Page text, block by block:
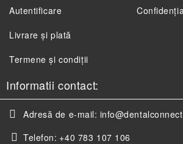
Autentificare
Livrare și plată
Termene și condiții
Informatii contact:
Adresă de e-mail:
Telefon: +40 783 107 106